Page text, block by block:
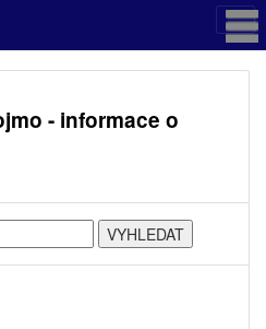
- informace o